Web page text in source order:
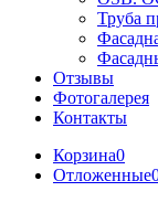
Труба
Отзывы
Фотогалерея
Контакты
Корзина0
Отложенные